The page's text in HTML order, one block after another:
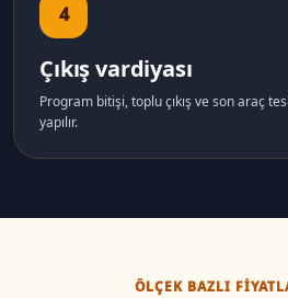
4
Çıkış vardiyası
Program bitişi, toplu çıkış ve son araç
yapılır.
ÖLÇEK BAZLI